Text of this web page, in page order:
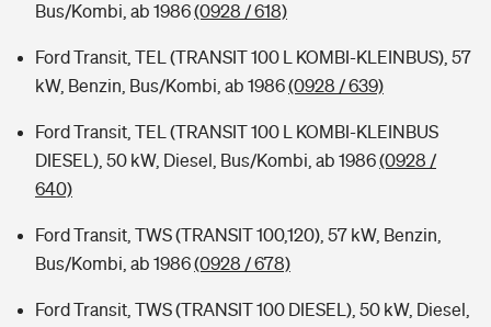
Bus/Kombi, ab 1986(0928 / 618)
Ford Transit, TEL (TRANSIT 100 L KOMBI-KLEINBUS), 57
kW, Benzin, Bus/Kombi, ab 1986(0928 / 639)
Ford Transit, TEL (TRANSIT 100 L KOMBI-KLEINBUS
DIESEL), 50 kW, Diesel, Bus/Kombi, ab 1986(0928 /
640)
Ford Transit, TWS (TRANSIT 100,120), 57 kW, Benzin,
Bus/Kombi, ab 1986(0928 / 678)
Ford Transit, TWS (TRANSIT 100 DIESEL), 50 kW, Diesel,